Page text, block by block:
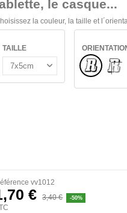
le casque...
la couleur, la taille et
TAILLE
Normal
vv1012
€ 3,40 € -50%